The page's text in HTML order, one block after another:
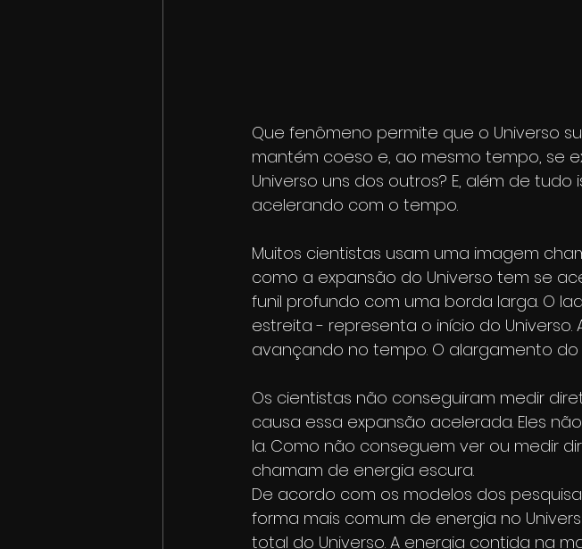
Que fenômeno permite que o Universo
mantém coeso e, ao mesmo tempo, se
Universo uns dos outros? E, além de
acelerando com o tempo.
Muitos cientistas usam uma imagem
como a expansão do Universo tem se
funil profundo com uma borda larga. O
estreita - representa o início do
avançando no tempo. O alargamento
Os cientistas não conseguiram medir
causa essa expansão acelerada. Eles
la. Como não conseguem ver ou medir
chamam de energia escura.
De acordo com os modelos dos
forma mais comum de energia no
total do Universo. A energia contida na